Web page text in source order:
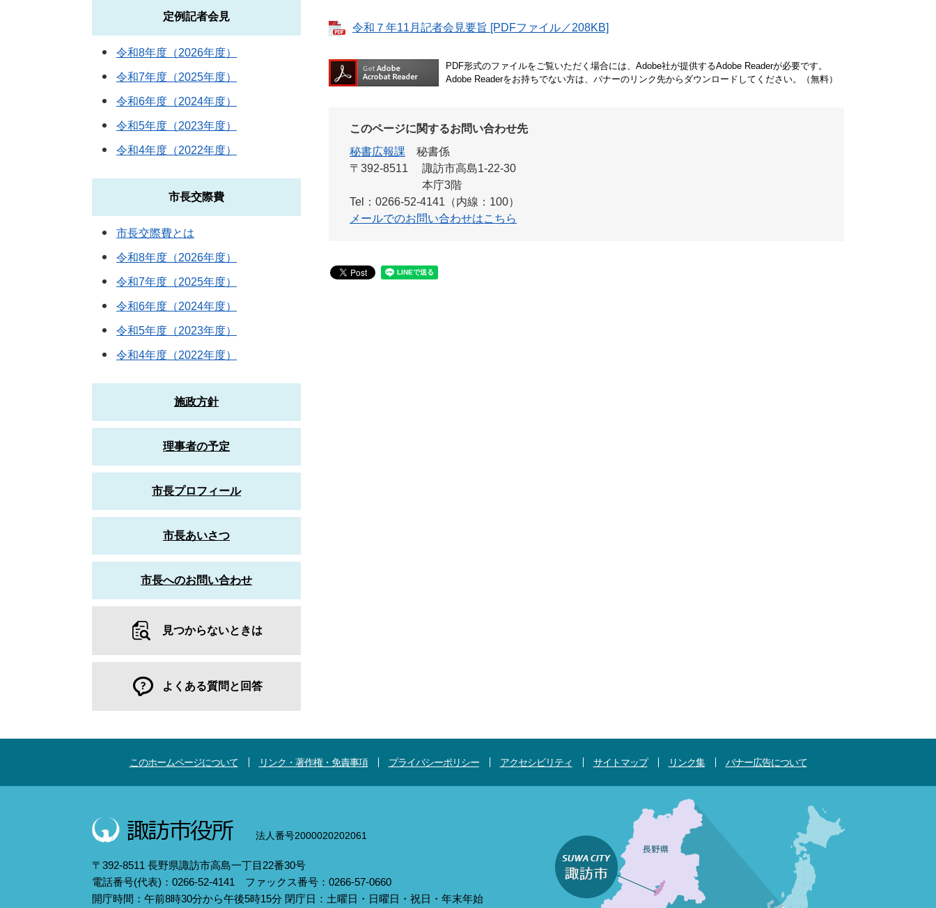
令和７年11月記者会見要旨 [PDFファイル／208KB]
PDF形式のファイルをご覧いただく場合には、Adobe社が提供するAdobe Readerが必要です。
Adobe Readerをお持ちでない方は、バナーのリンク先からダウンロードしてください。（無料）
このページに関するお問い合わせ先
秘書広報課
秘書係
〒392-8511
諏訪市高島1-22-30
本庁3階
Tel：0266-52-4141（内線：100）
メールでのお問い合わせはこちら
定例記者会見
令和8年度（2026年度）
令和7年度（2025年度）
令和6年度（2024年度）
令和5年度（2023年度）
令和4年度（2022年度）
市長交際費
市長交際費とは
令和8年度（2026年度）
令和7年度（2025年度）
令和6年度（2024年度）
令和5年度（2023年度）
令和4年度（2022年度）
施政方針
理事者の予定
市長プロフィール
市長あいさつ
市長へのお問い合わせ
見つからないときは
よくある質問と回答
このホームページについて リンク・著作権・免責事項 プライバシーポリシー アクセシビリティ サイトマップ リンク集 バナー広告について
法人番号2000020202061
〒392-8511 長野県諏訪市高島一丁目22番30号
電話番号(代表)：0266-52-4141 ファックス番号：0266-57-0660
開庁時間：午前8時30分から午後5時15分 閉庁日：土曜日・日曜日・祝日・年末年始